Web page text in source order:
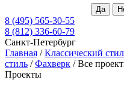
8 (495) 565-30-55
8 (812) 336-60-79
Санкт-Петербург
Главная /Классический
стиль /Фахверк /Все
Проекты